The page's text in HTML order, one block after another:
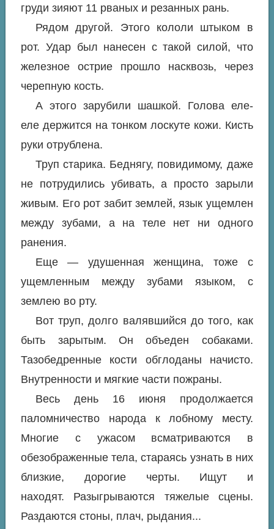
груди зияют 11 рваных и резанных рань.
Рядом другой. Этого кололи штыком в
рот. Удар был нанесен с такой силой, что
железное острие прошло насквозь, через
черепную кость.
А этого зарубили шашкой. Голова еле-
еле держится на тонком лоскуте кожи. Кисть
руки отрублена.
Труп старика. Беднягу, повидимому, даже
не потрудились убивать, а просто зарыли
живым. Его рот забит землей, язык ущемлен
между зубами, а на теле нет ни одного
ранения.
Еще — удушенная женщина, тоже с
ущемленным между зубами языком, с
землею во рту.
Вот труп, долго валявшийся до того, как
быть зарытым. Он объеден собаками.
Тазобедренные кости обглоданы начисто.
Внутренности и мягкие части пожраны.
Весь день 16 июня продолжается
паломничество народа к лобному месту.
Многие с ужасом всматриваются в
обезображенные тела, стараясь узнать в них
близкие, дорогие черты. Ищут и
находят. Разыгрываются тяжелые сцены.
Раздаются стоны, плач, рыдания...